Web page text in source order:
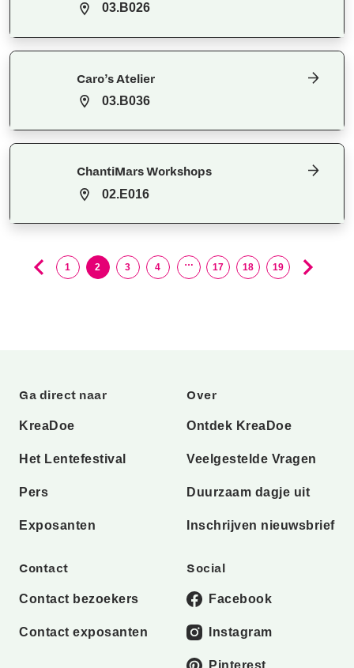
03.B026
Caro’s Atelier
03.B036
ChantiMars Workshops
02.E016
1 2 3 4 … 17 18 19
Ga direct naar
KreaDoe
Het Lentefestival
Pers
Exposanten
Over
Ontdek KreaDoe
Veelgestelde Vragen
Duurzaam dagje uit
Inschrijven nieuwsbrief
Contact
Contact bezoekers
Contact exposanten
Social
Facebook
Instagram